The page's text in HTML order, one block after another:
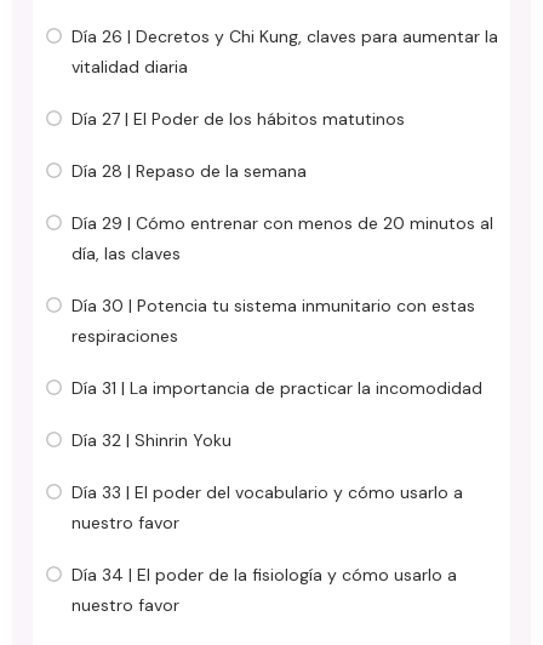
Día 26 | Decretos y Chi Kung, claves para aumentar la
vitalidad diaria
Día 27 | El Poder de los hábitos matutinos
Día 28 | Repaso de la semana
Día 29 | Cómo entrenar con menos de 20 minutos al
día, las claves
Día 30 | Potencia tu sistema inmunitario con estas
respiraciones
Día 31 | La importancia de practicar la incomodidad
Día 32 | Shinrin Yoku
Día 33 | El poder del vocabulario y cómo usarlo a
nuestro favor
Día 34 | El poder de la fisiología y cómo usarlo a
nuestro favor